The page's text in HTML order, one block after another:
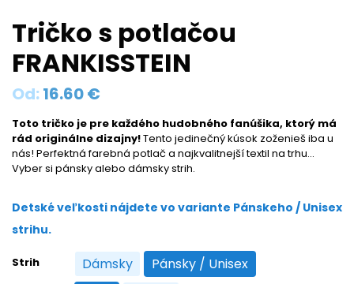
Tričko s potlačou
FRANKISSTEIN
Od:16.60€
Toto tričko je pre každého hudobného fanúšika, ktorý má
rád originálne dizajny!Tento jedinečný kúsok zoženieš iba u
nás! Perfektná farebná potlač a najkvalitnejší textil na trhu…
Vyber si pánsky alebo dámsky strih.
Detské veľkosti nájdete vo variante Pánskeho / Unisex
strihu.
Strih Dámsky
Dámsky Pánsky / Unisex
Pánsky / Unisex